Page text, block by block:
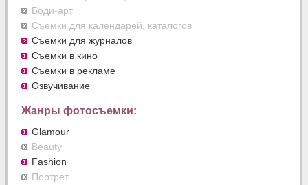
Боди-арт
Съемки для календарей, каталогов
Съемки для журналов
Съемки в кино
Съемки в рекламе
Озвучивание
Жанры фотосъемки:
Glamour
Beauty
Fashion
Портрет